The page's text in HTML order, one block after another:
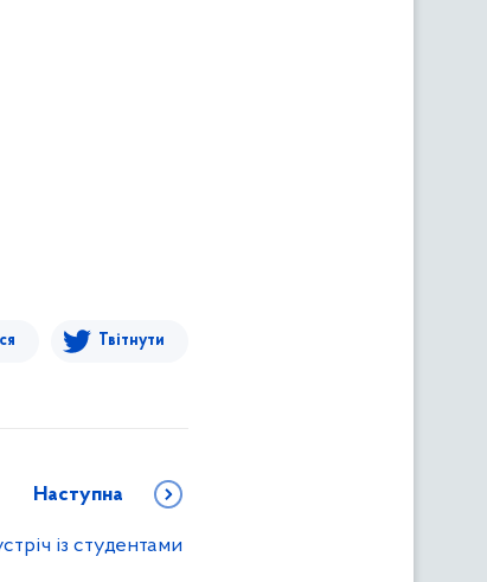
Твітнути
Наступна
із студентами